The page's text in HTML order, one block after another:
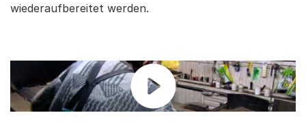
wiederaufbereitet werden.